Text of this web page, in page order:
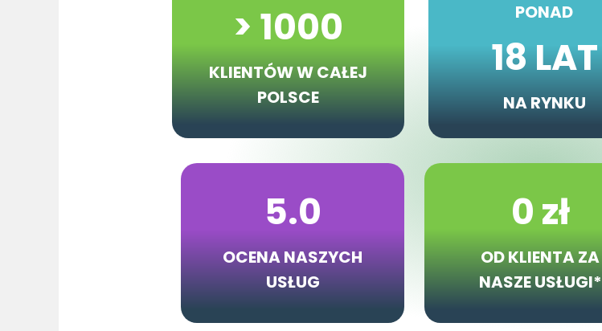
5.0
OCENA NASZYCH
USŁUG
0 zł
OD KLIENTA ZA
NASZE USŁUGI*
PONAD
18 LAT
NA RYNKU
> 1000
KLIENTÓWW CAŁEJ
POLSCE